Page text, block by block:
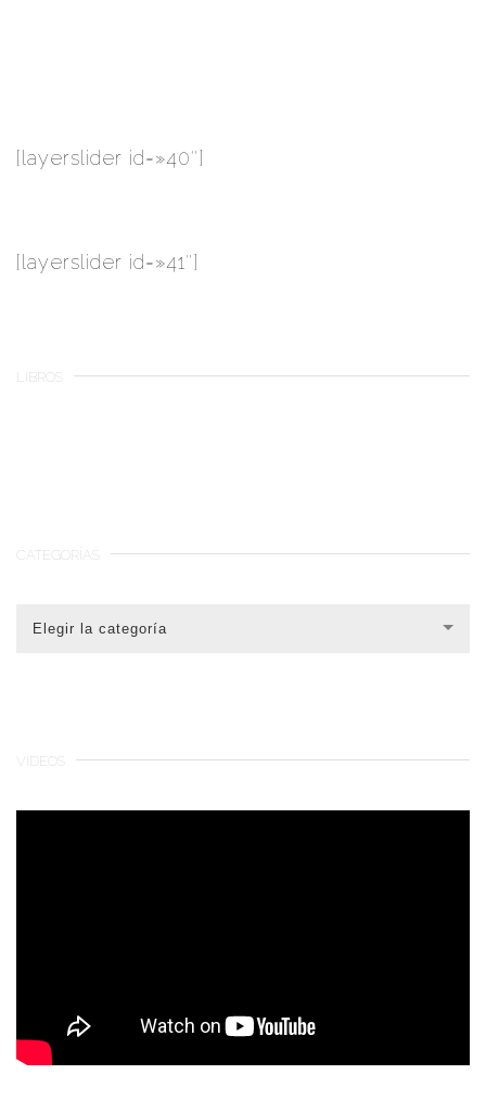
[layerslider id=»40″]
[layerslider id=»41″]
LIBROS
CATEGORÍAS
Elegir la categoría
VIDEOS